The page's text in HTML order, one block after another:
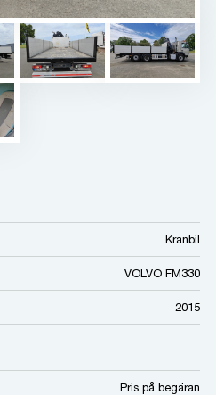
Kranbil
VOLVO FM330
2015
Pris på begäran